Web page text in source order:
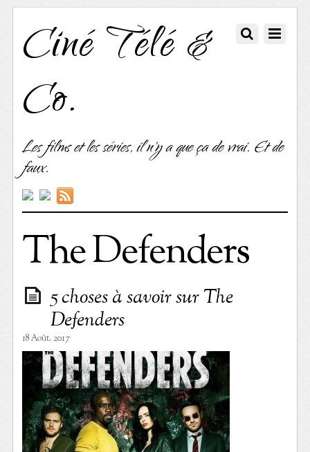
Ciné Télé &
Co.
Les films et les séries, il n'y a que ça de vrai. Et de
faux.
The Defenders
5 choses à savoir sur The
Defenders
18 Août. 2017